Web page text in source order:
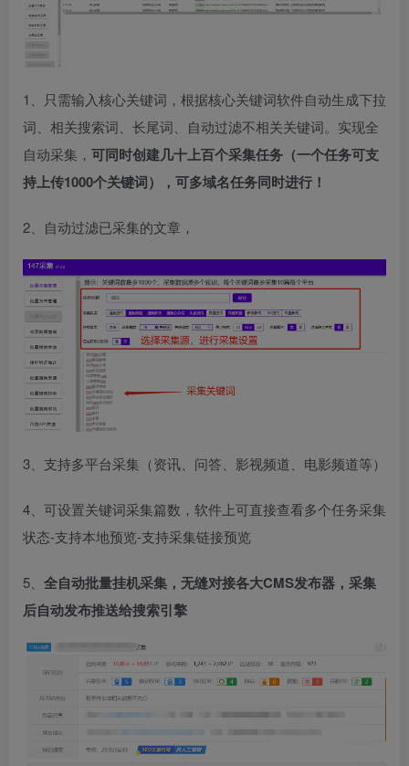
1、只需输入核心关键词，根据核心关键词软件自动生成下拉
词、相关搜索词、长尾词、自动过滤不相关关键词。实现全
自动采集， 可同时创建几十上百个采集任务（一个任务可支
持上传1000个关键词），可多域名任务同时进行！
2、自动过滤已采集的文章，
3、支持多平台采集（资讯、问答、影视频道、电影频道等）
4、可设置关键词采集篇数，软件上可直接查看多个任务采集
状态-支持本地预览-支持采集链接预览
5、 全自动批量挂机采集，无缝对接各大CMS发布器，采集
后自动发布推送给搜索引擎